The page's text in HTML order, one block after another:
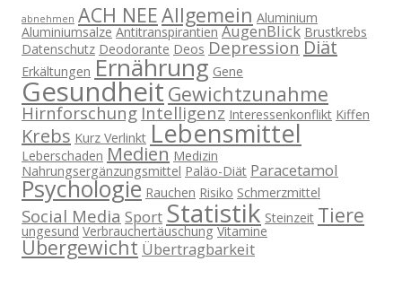
abnehmen ACH NEEAllgemein Aluminium
Aluminiumsalze Antitranspirantien AugenBlick Brustkrebs
Datenschutz Deodorante Deos Depression Diät
Erkältungen Ernährung Gene
GesundheitGewichtzunahme
HirnforschungIntelligenz Interessenkonflikt Kiffen
Krebs Kurz Verlinkt Lebensmittel
Leberschaden Medien Medizin
Nahrungsergänzungsmittel Paläo-Diät Paracetamol
Psychologie Rauchen Risiko Schmerzmittel
Social Media Sport Statistik Steinzeit Tiere
ungesund Verbrauchertäuschung Vitamine
Übergewicht Übertragbarkeit